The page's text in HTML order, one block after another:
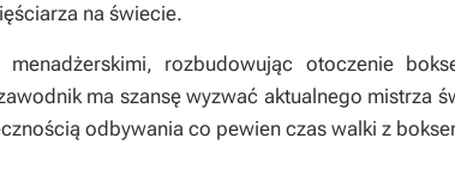
na świecie.
rozbudowując otoczenie
ma szansę wyzwać aktualnego mistrza
odbywania co pewien czas walki z